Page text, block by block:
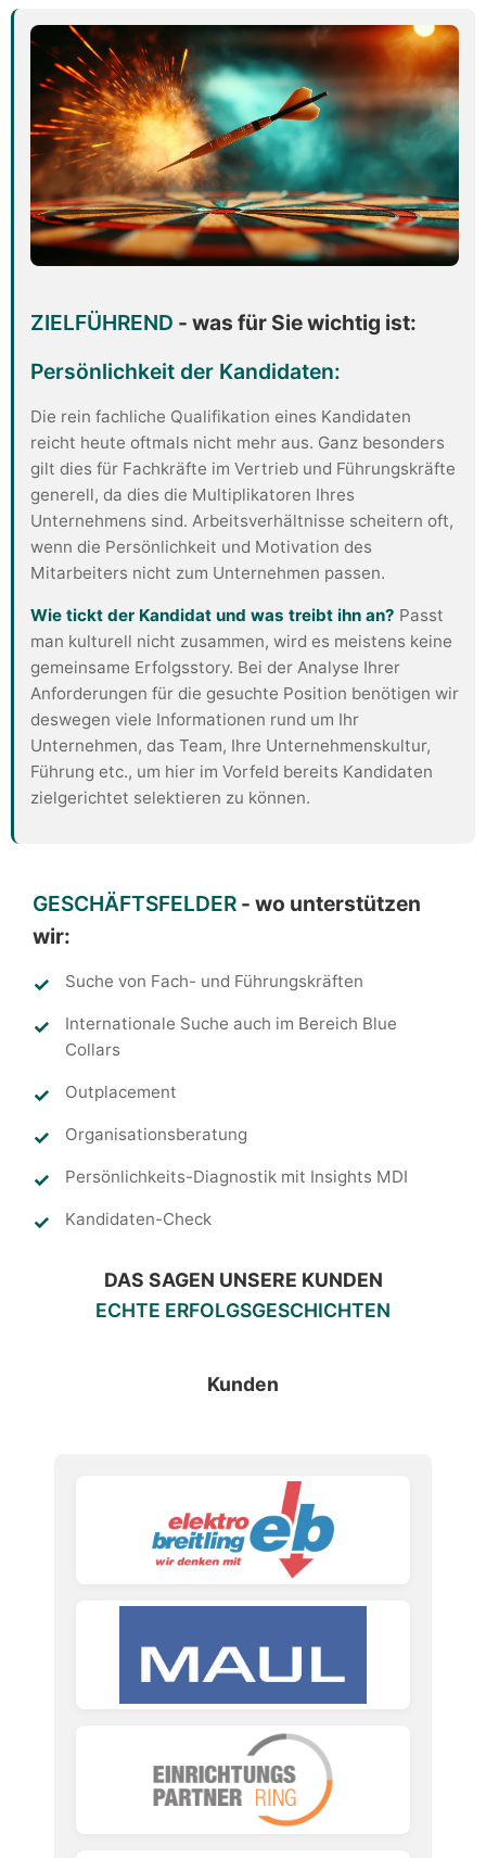
ZIELFÜHREND - was für Sie wichtig ist:
Persönlichkeit der Kandidaten:
Die rein fachliche Qualifikation eines Kandidaten
reicht heute oftmals nicht mehr aus. Ganz besonders
gilt dies für Fachkräfte im Vertrieb und Führungskräfte
generell, da dies die Multiplikatoren Ihres
Unternehmens sind. Arbeitsverhältnisse scheitern oft,
wenn die Persönlichkeit und Motivation des
Mitarbeiters nicht zum Unternehmen passen.
Wie tickt der Kandidat und was treibt ihn an? Passt
man kulturell nicht zusammen, wird es meistens keine
gemeinsame Erfolgsstory. Bei der Analyse Ihrer
Anforderungen für die gesuchte Position benötigen wir
deswegen viele Informationen rund um Ihr
Unternehmen, das Team, Ihre Unternehmenskultur,
Führung etc., um hier im Vorfeld bereits Kandidaten
zielgerichtet selektieren zu können.
GESCHÄFTSFELDER - wo unterstützen
wir:
Suche von Fach- und Führungskräften
Internationale Suche auch im Bereich Blue
Collars
Outplacement
Organisationsberatung
Persönlichkeits-Diagnostik mit Insights MDI
Kandidaten-Check
DAS SAGEN UNSERE KUNDEN
ECHTE ERFOLGSGESCHICHTEN
Kunden